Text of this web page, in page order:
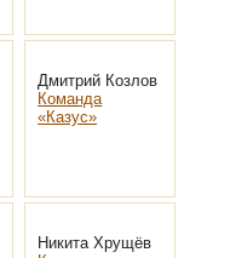
Дмитрий Козлов
Команда
«Казус»
Никита Хрущёв